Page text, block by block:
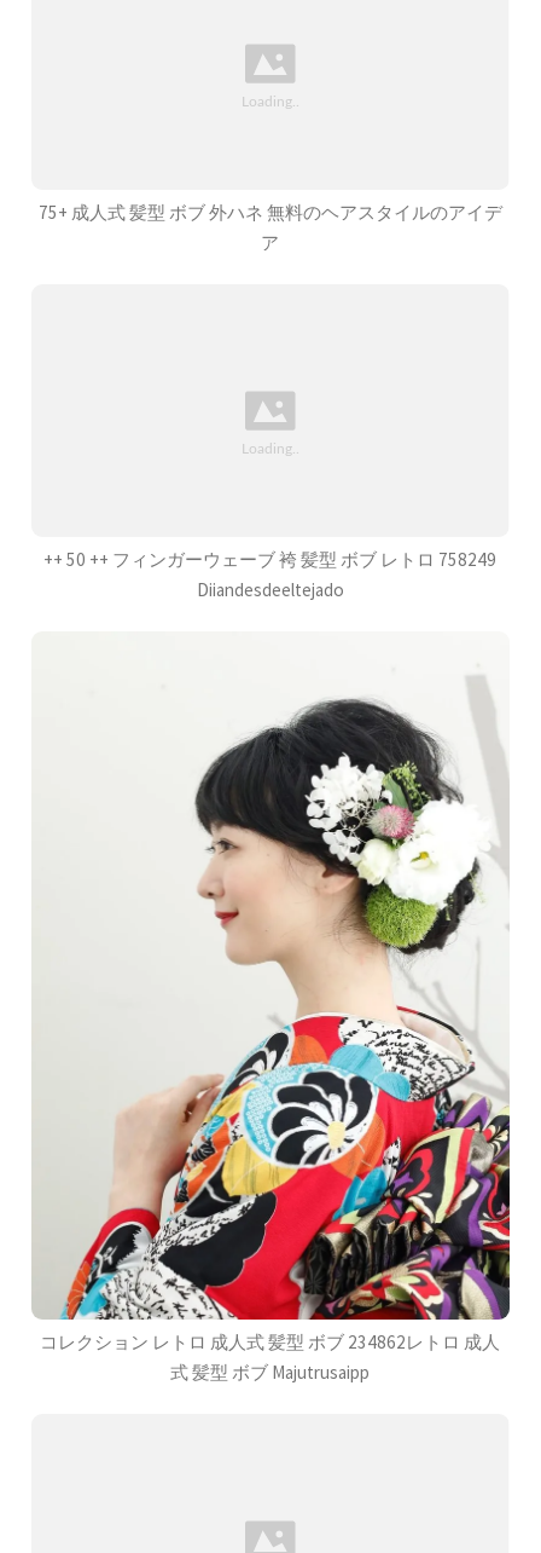
75+ 成人式 髪型 ボブ 外ハネ 無料のヘアスタイルのアイデ
ア
++ 50 ++ フィンガーウェーブ 袴 髪型 ボブ レトロ 758249
Diiandesdeeltejado
コレクション レトロ 成人式 髪型 ボブ 234862レトロ 成人
式 髪型 ボブ Majutrusaipp